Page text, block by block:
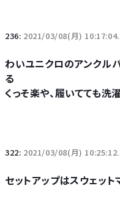
236: 2021/03/08(月)
わいユニクロのアンクル
る
くっそ楽や、履いてても洗
322: 2021/03/08(月)
セットアップはスウェッ